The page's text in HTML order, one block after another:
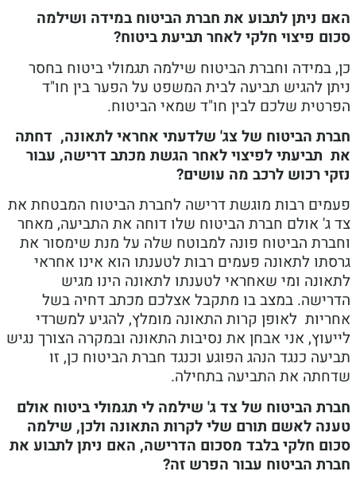
ניתן לתבוע את חברת הביטוח במידה ושילמה
פיצוי חלקי לאחר תביעת ביטוח?
וחברת הביטוח שילמה תגמולי ביטוח בחסר
להגיש תביעה לבית המשפט על הפער בין חו"ד
שלכם לבין חו"ד שמאי הביטוח.
הביטוח של צג' שלדעתי אחראי לתאונה, דחתה
לפיצוי לאחר הגשת מכתב דרישה, עבור
רכוש לרכב מה עושים?
רבות מוגשת דרישה לחברת הביטוח המבטחת את
אולם חברת הביטוח שלו דוחה את התביעה, מאחר
הביטוח פונה למבוטח שלה על מנת שימסור את
לתאונה פעמים רבות לטענתו הוא אינו אחראי
ומי שאחראי לטענתו לתאונה הינו מגיש
במצב בו מתקבל אצלכם מכתב דחיה בשל
לאופן קרות התאונה מומלץ, להגיע למשרדי
אני אבחן את נסיבות התאונה ובמקרה הצורך נגיש
כנגד הנהג הפוגע וכנגד חברת הביטוח כן, זו
את התביעה בתחילה.
הביטוח של צד ג' שילמה לי תגמולי ביטוח אולם
לאשם תורם שלי לקרות התאונה ולכן, שילמה
חלקי בלבד מסכום הדרישה, האם ניתן לתבוע את
הביטוח עבור הפרש זה?